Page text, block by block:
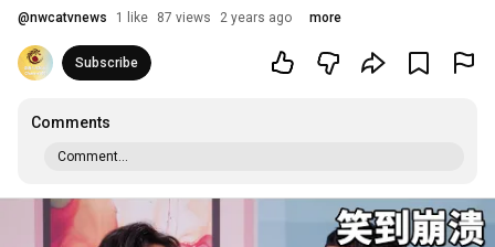
@nwcatvnews 1 like 87 views 2 years ago more
Subscribe
Comments
Comment...